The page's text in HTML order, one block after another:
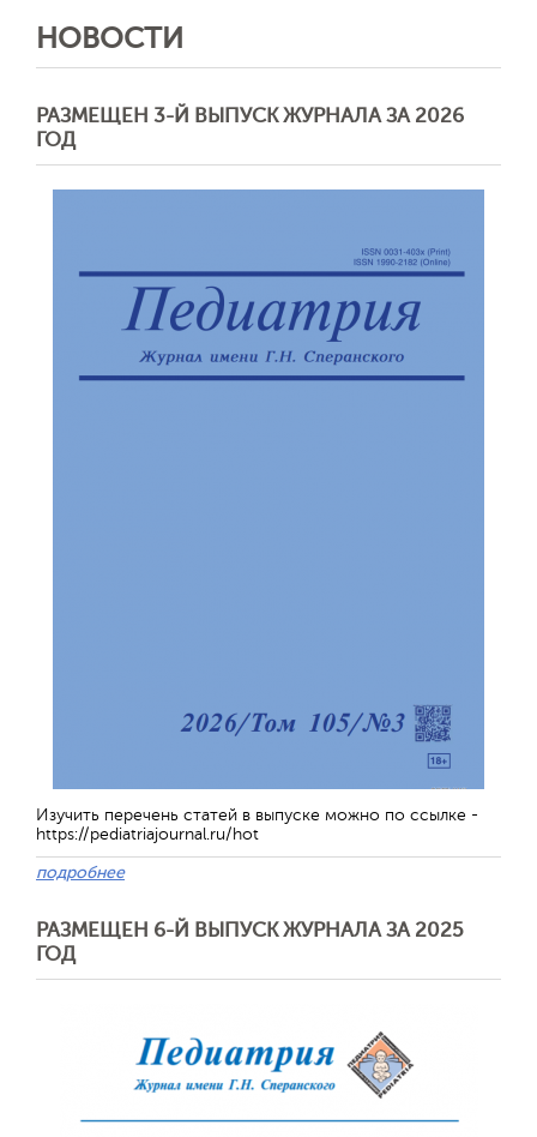
НОВОСТИ
РАЗМЕЩЕН 3-Й ВЫПУСК ЖУРНАЛА ЗА 2026
ГОД
Изучить перечень статей в выпуске можно по ссылке -
https://pediatriajournal.ru/hot
подробнее
РАЗМЕЩЕН 6-Й ВЫПУСК ЖУРНАЛА ЗА 2025
ГОД